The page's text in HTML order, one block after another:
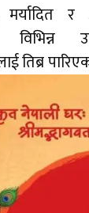
मर्यादित
तिब्र